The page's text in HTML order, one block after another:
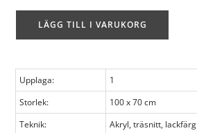
LÄGG TILL I VARUKORG
Upplaga:
1
Storlek:
100 x 70 cm
Teknik:
Akryl, träsnitt, lackfärg